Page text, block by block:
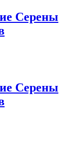
Серены
Серены